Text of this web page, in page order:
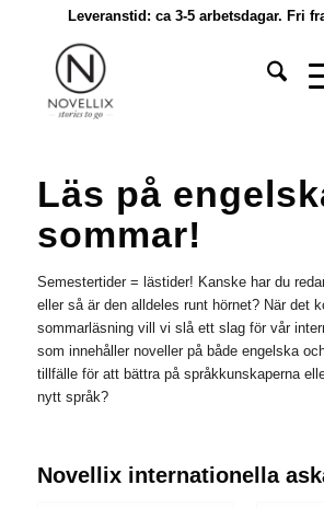
Leveranstid: ca 3-5 arbetsdagar. Fri
Läs på
sommar!
Semestertider = lästider! Kanske har du
eller så är den alldeles runt hörnet? När det
sommarläsning vill vi slå ett slag för vår
som innehåller noveller på både engelska
tillfälle för att bättra på språkkunskaperna
nytt språk?
Novellix internationella